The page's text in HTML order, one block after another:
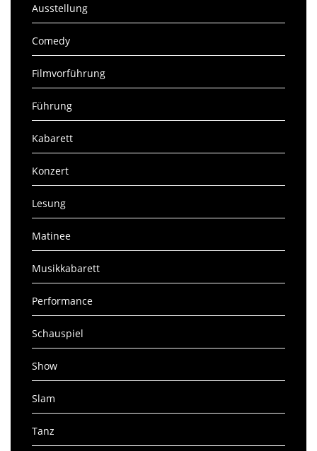
Ausstellung
Comedy
Filmvorführung
Führung
Kabarett
Konzert
Lesung
Matinee
Musikkabarett
Performance
Schauspiel
Show
Slam
Tanz